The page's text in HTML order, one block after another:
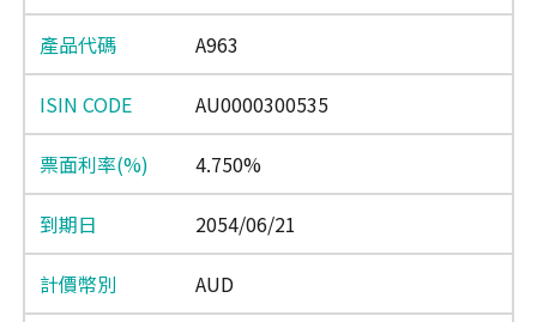
A963
AU0000300535
4.750%
2054/06/21
AUD